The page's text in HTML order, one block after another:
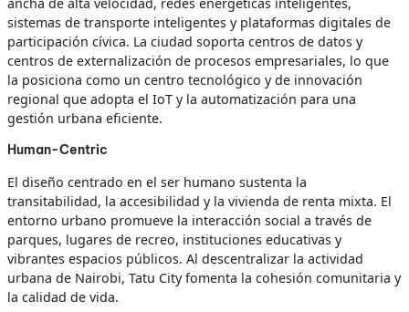
sistemas de transporte inteligentes y plataformas digitales de
participación cívica. La ciudad soporta centros de datos y
centros de externalización de procesos empresariales, lo que
la posiciona como un centro tecnológico y de innovación
regional que adopta el IoT y la automatización para una
gestión urbana eficiente.
Human-Centric
El diseño centrado en el ser humano sustenta la
transitabilidad, la accesibilidad y la vivienda de renta mixta. El
entorno urbano promueve la interacción social a través de
parques, lugares de recreo, instituciones educativas y
vibrantes espacios públicos. Al descentralizar la actividad
urbana de Nairobi, Tatu City fomenta la cohesión comunitaria y
la calidad de vida.